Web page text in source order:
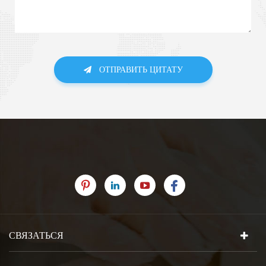
ОТПРАВИТЬ ЦИТАТУ
СВЯЗАТЬСЯ